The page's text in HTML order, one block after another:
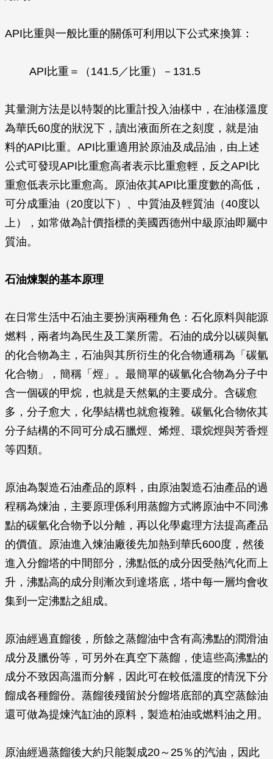
API比重與一般比重的關係可利用以下公式來換算：
API比重＝（141.5／比重）－131.5
其量測方法是以特製的比重計投入油樣中，在油樣溫度
為華氏60度的狀況下，讀出液面所在之刻度，就是油
料的API比重。API比重適用於原油及成品油，由上述
公式可發現API比重愈高者表示比重愈輕，反之API比
重愈低表示比重愈高。原油依其API比重度數的高低，
可分成重油（20度以下）、中質油及輕質油（40度以
上），如常做為計價指標的美國西德州中級原油即屬中
質油。
石油煉製的基本原理
在日常生活中石油主要扮演兩種角色：石化原料與能源
燃料，兩者均為民生及工業所需。石油的成分以碳與氫
的化合物為主，石油與其所衍生的化合物通稱為「碳氫
化合物」，簡稱「烴」。最簡單的碳氫化合物為分子中
含一個碳的甲烷，也就是天然氣的主要成分。含碳愈
多，分子愈大，化學結構也就愈複雜。碳氫化合物依其
分子結構的不同可分成石臘烴、烯烴、環烷烴與芳香烴
等四類。
原油為製造石油產品的原料，由原油製造石油產品的過
程稱為煉油，主要原理係利用蒸餾方式將原油中不同沸
點的碳氫化合物予以分離，再以化學處理方法提高產品
的價值。原油進入煉油廠後先加熱到華氏600度，然後
進入分餾塔的中間部分，沸點低的成分因受熱汽化而上
升，沸點高的成分則漸次到達塔底，塔中每一層均會收
集到一定沸點之組成。
原油經過直餾後，所餘之蒸餾油中含有高沸點的潤滑油
成分及臘份等，可另外在真空下蒸餾，使這些高沸點的
成分不致因高溫而分解，因此可在較低溫度的情況下分
餾成各種餾份。蒸餾後殘留於分餾塔底部的真空蒸餘油
還可做為提煉汽缸油的原料，製造柏油或燃料油之用。
原油經過蒸餾後大約只能製成20～25％的汽油，因此